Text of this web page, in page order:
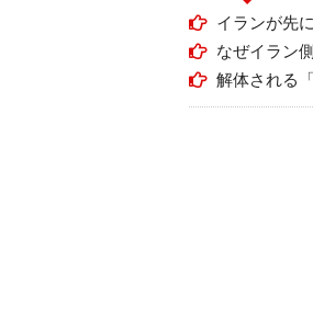
イランが先
なぜイラン
解体される